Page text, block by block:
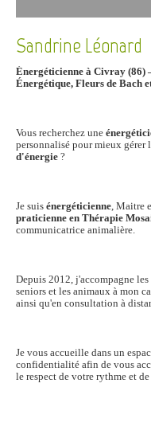
Sandrine Léonard
Énergéticienne à Civray (86)
Énergétique, Fleurs de Bach
Vous recherchez une
personnalisé pour mieux gérer
d'énergie ?
Je suis énergéticienne, Maitre
praticienne en Thérapie
communicatrice animalière.
Depuis 2012, j'accompagne
seniors et les animaux à mon
ainsi qu'en consultation à
Je vous accueille dans un
confidentialité afin de vous
le respect de votre rythme et